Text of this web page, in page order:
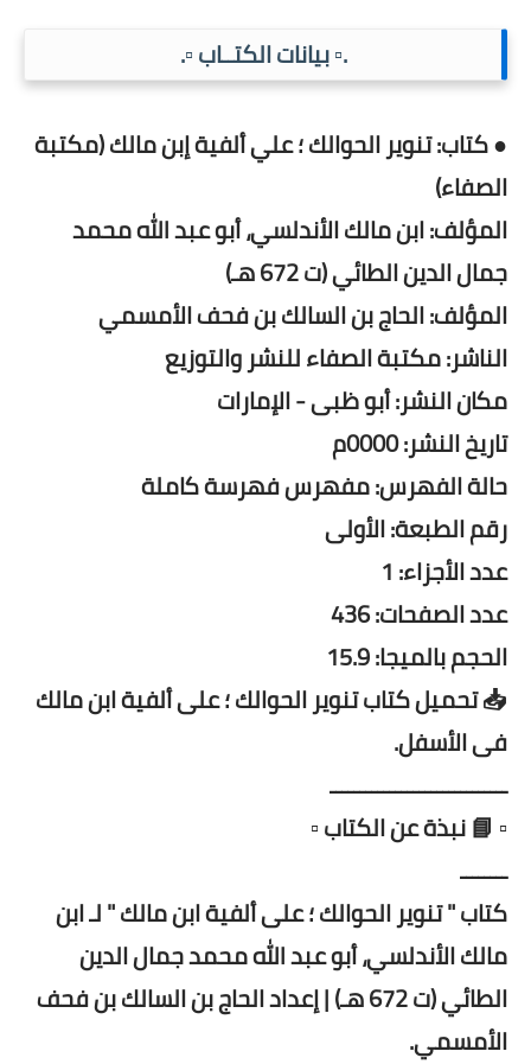
.▫️ بيانات الكتــاب ▫️.
● كتاب: تنوير الحوالك ؛ علي ألفية إبن مالك (مكتبة
الصفاء)
المؤلف: ابن مالك الأندلسي، أبو عبد الله محمد
جمال الدين الطائي (ت 672 هـ)
المؤلف: الحاج بن السالك بن فحف الأمسمي
الناشر: مكتبة الصفاء للنشر والتوزيع
مكان النشر: أبو ظبى - الإمارات
تاريخ النشر: 0000م
حالة الفهرس: مفهرس فهرسة كاملة
رقم الطبعة: الأولى
عدد الأجزاء: 1
عدد الصفحات: 436
الحجم بالميجا: 15.9
📥 تحميل كتاب تنوير الحوالك ؛ على ألفية ابن مالك
فى الأسفل.
ــــــــــــــــــــــــــــــ
▫️ 📘 نبذة عن الكتاب ▫️
ــــــــ
كتاب " تنوير الحوالك ؛ على ألفية ابن مالك " لـ ابن
مالك الأندلسي، أبو عبد الله محمد جمال الدين
الطائي (ت 672 هـ) | إعداد الحاج بن السالك بن فحف
الأمسمي.